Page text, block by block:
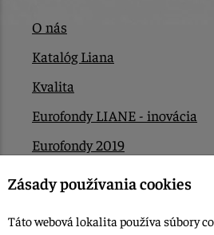
O nás
Katalóg Liana
Kvalita
Eurofondy LIANE - inovácia
Eurofondy 2019
Eurofondy 2022/2023
Zásady používania cookies
Táto webová lokalita používa súbory